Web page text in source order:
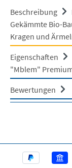
Beschreibung
Gekämmte Bio-
Kragen und
Eigenschaften
"Mblem"
Bewertungen